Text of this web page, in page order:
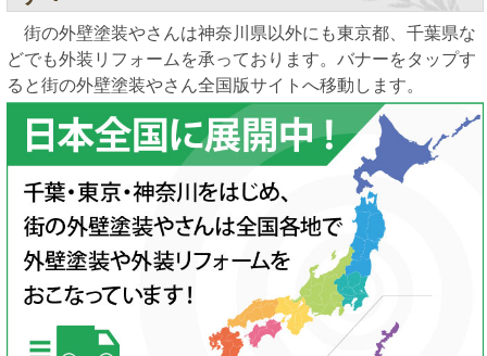
街の外壁塗装やさんは神奈川県以外にも東京都、千葉県な
どでも外装リフォームを承っております。バナーをタップす
ると街の外壁塗装やさん全国版サイトへ移動します。